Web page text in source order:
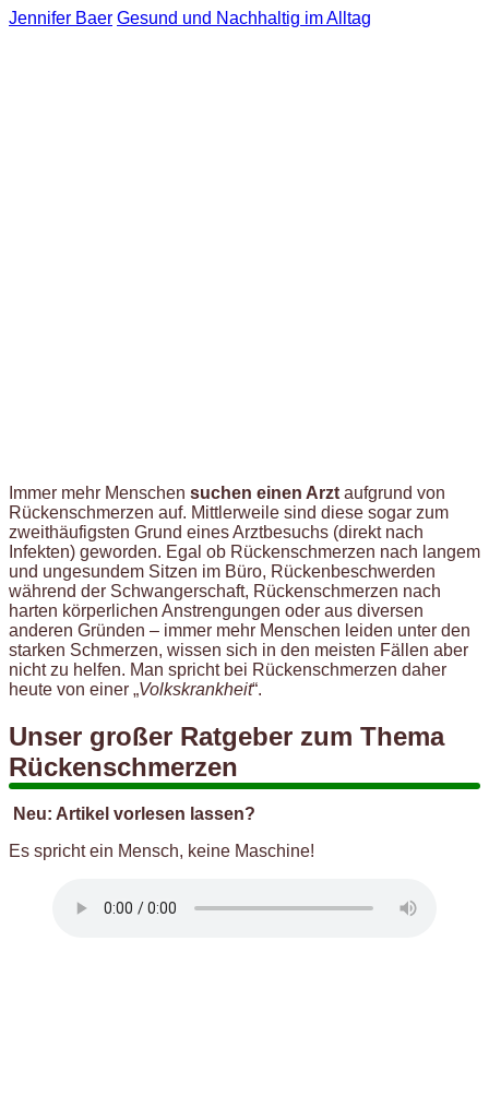
Jennifer Baer Gesund und Nachhaltig im Alltag
Immer mehr Menschen suchen einen Arzt aufgrund von
Rückenschmerzen auf. Mittlerweile sind diese sogar zum
zweithäufigsten Grund eines Arztbesuchs (direkt nach
Infekten) geworden. Egal ob Rückenschmerzen nach langem
und ungesundem Sitzen im Büro, Rückenbeschwerden
während der Schwangerschaft, Rückenschmerzen nach
harten körperlichen Anstrengungen oder aus diversen
anderen Gründen – immer mehr Menschen leiden unter den
starken Schmerzen, wissen sich in den meisten Fällen aber
nicht zu helfen. Man spricht bei Rückenschmerzen daher
heute von einer „Volkskrankheit“.
Unser großer Ratgeber zum Thema
Rückenschmerzen
Neu: Artikel vorlesen lassen?
Es spricht ein Mensch, keine Maschine!